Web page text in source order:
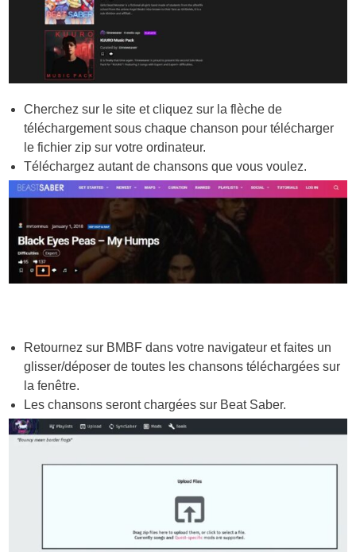
Cherchez sur le site et cliquez sur la flèche de
téléchargement sous chaque chanson pour télécharger
le fichier zip sur votre ordinateur.
Téléchargez autant de chansons que vous voulez.
Retournez sur BMBF dans votre navigateur et faites un
glisser/déposer de toutes les chansons téléchargées sur
la fenêtre.
Les chansons seront chargées sur Beat Saber.